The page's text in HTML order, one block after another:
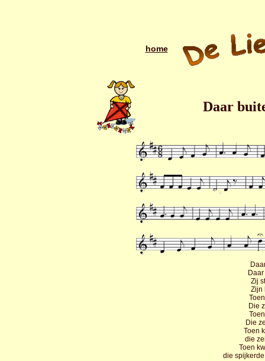
home
Daar
Zij
Zijn
Die
Die
Toen
die
Toen
die